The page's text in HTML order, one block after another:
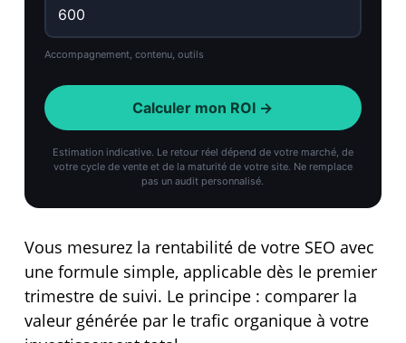
Accompagnement, contenu, outils
Calculer mon ROI →
Estimation indicative. Le retour réel dépend de votre marché, de
votre cycle de vente et de la maturité de votre site. Ne remplace
pas un audit personnalisé.
Vous mesurez la rentabilité de votre SEO avec
une formule simple, applicable dès le premier
trimestre de suivi. Le principe : comparer la
valeur générée par le trafic organique à votre